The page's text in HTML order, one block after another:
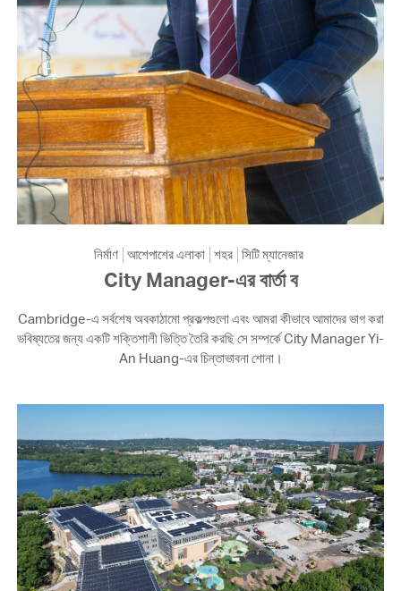
নির্মাণ আশেপাশের এলাকা শহর সিটি ম্যানেজার
City Manager-এর বার্তা ব
Cambridge-এ সর্বশেষ অবকাঠামো প্রকল্পগুলো এবং আমরা কীভাবে আমাদের ভাগ করা
ভবিষ্যতের জন্য একটি শক্তিশালী ভিত্তি তৈরি করছি সে সম্পর্কে City Manager Yi-
An Huang-এর চিন্তাভাবনা শোনা।